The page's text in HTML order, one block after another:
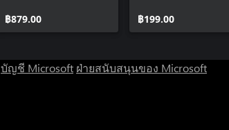
฿879.00 ฿199.00
บัญชี Microsoft ฝ่ายสนับสนุนของ Microsoft